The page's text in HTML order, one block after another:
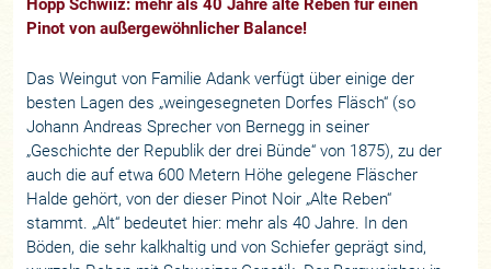
Pinot von außergewöhnlicher Balance!
Das Weingut von Familie Adank verfügt über einige der
besten Lagen des „weingesegneten Dorfes Fläsch“ (so
Johann Andreas Sprecher von Bernegg in seiner
„Geschichte der Republik der drei Bünde“ von 1875), zu der
auch die auf etwa 600 Metern Höhe gelegene Fläscher
Halde gehört, von der dieser Pinot Noir „Alte Reben“
stammt. „Alt“ bedeutet hier: mehr als 40 Jahre. In den
Böden, die sehr kalkhaltig und von Schiefer geprägt sind,